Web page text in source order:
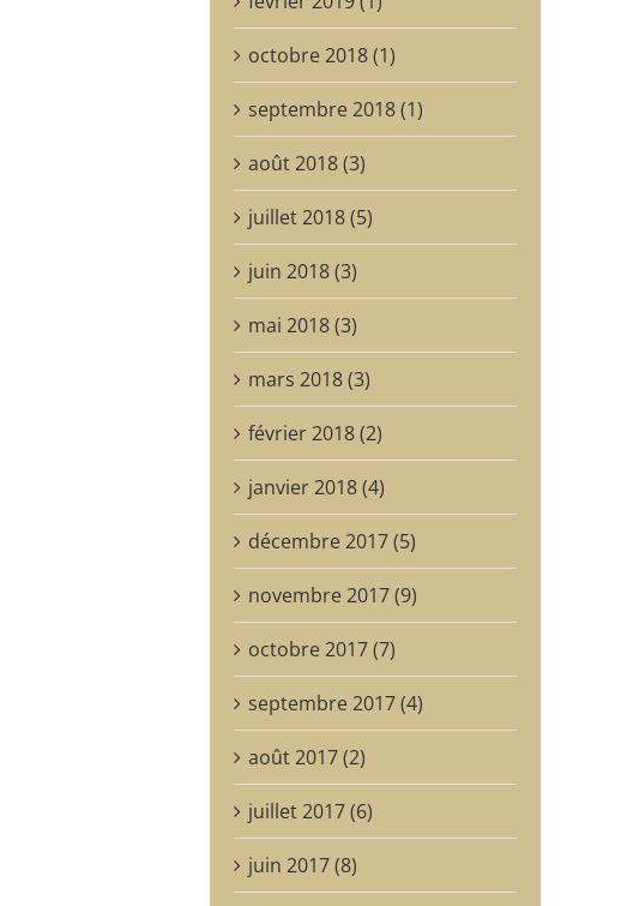
octobre 2018 (1)
septembre 2018 (1)
août 2018 (3)
juillet 2018 (5)
juin 2018 (3)
mai 2018 (3)
mars 2018 (3)
février 2018 (2)
janvier 2018 (4)
décembre 2017 (5)
novembre 2017 (9)
octobre 2017 (7)
septembre 2017 (4)
août 2017 (2)
juillet 2017 (6)
juin 2017 (8)